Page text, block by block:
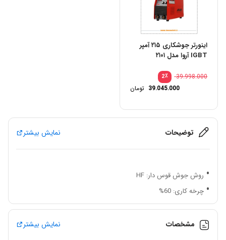
اینورتر جوشکاری ۲۱۵ آمپر
IGBT آروا مدل ۲۱۰۱
٪2
39.998.000
39.045.000 تومان
توضیحات نمایش بیشتر
روش جوش قوس دار: HF
چرخه کاری: 60%
کارایی: 80%
ضریب توان: 0.73
مشخصات نمایش بیشتر